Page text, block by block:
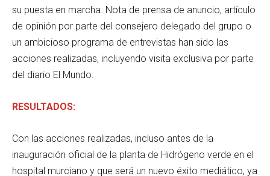
su puesta en marcha. Nota de prensa de anuncio, artículo
de opinión por parte del consejero delegado del grupo o
un ambicioso programa de entrevistas han sido las
acciones realizadas, incluyendo visita exclusiva por parte
del diario El Mundo.
RESULTADOS:
Con las acciones realizadas, incluso antes de la
inauguración oficial de la planta de Hidrógeno verde en el
hospital murciano y que será un nuevo éxito mediático, ya